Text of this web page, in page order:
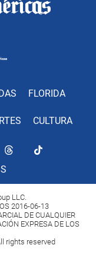
FLORIDA
CULTURA
LLC.
2016-06-13
DE CUALQUIER
EXPRESA DE LOS
rights reserved